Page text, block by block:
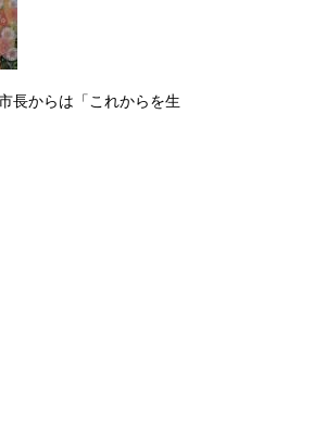
長からは「これからを生